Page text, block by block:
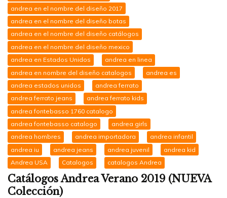
andrea en el nombre del diseño 2017
andrea en el nombre del diseño botas
andrea en el nombre del diseño catálogos
andrea en el nombre del diseño mexico
andrea en Estados Unidos
andrea en linea
andrea en nombre del diseño catalogos
andrea es
andrea estados unidos
andrea ferrato
andrea ferrato jeans
andrea ferrato kids
andrea fontebasso 1760 catalogo
andrea fontebasso catalogo
andrea girls
andrea hombres
andrea importadora
andrea infantil
andrea iu
andrea jeans andrea juvenil
andrea kid
Andrea USA
Catalogos catalogos Andrea
Catálogos Andrea Verano 2019 (NUEVA
Colección)